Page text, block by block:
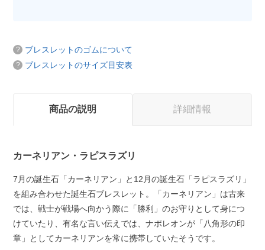
ブレスレットのゴムについて
ブレスレットのサイズ目安表
商品の説明 詳細情報
カーネリアン・ラピスラズリ
7月の誕生石「カーネリアン」と12月の誕生石「ラピスラズリ」
を組み合わせた誕生石ブレスレット。「カーネリアン」は古来
では、戦士が戦場へ向かう際に「勝利」のお守りとして身につ
けていたり、有名な言い伝えでは、ナポレオンが「八角形の印
章」としてカーネリアンを常に携帯していたそうです。